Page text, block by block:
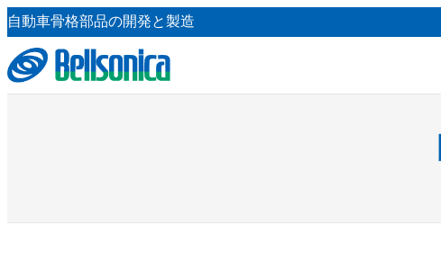
内
容
を
ス
キ
自動車骨格部品の開発と製造